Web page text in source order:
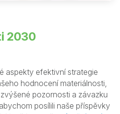
2030
aspekty efektivní strategie
hodnocení materiálnosti,
pozornosti a závazku
posílili naše příspěvky